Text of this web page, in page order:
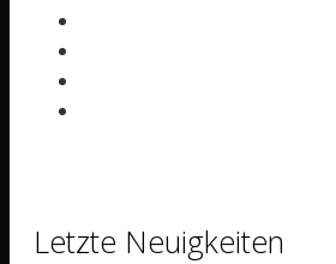
Letzte Neuigkeiten